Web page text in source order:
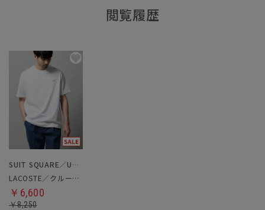
閲覧履歴
SUIT SQUARE／UNIVERSAL LANGUAGE
LACOSTE／クルーネックTシャツ
￥6,600
￥8,250